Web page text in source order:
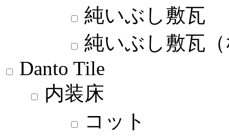
純いぶし敷瓦
純いぶし敷瓦
Danto Tile
内装床
コット